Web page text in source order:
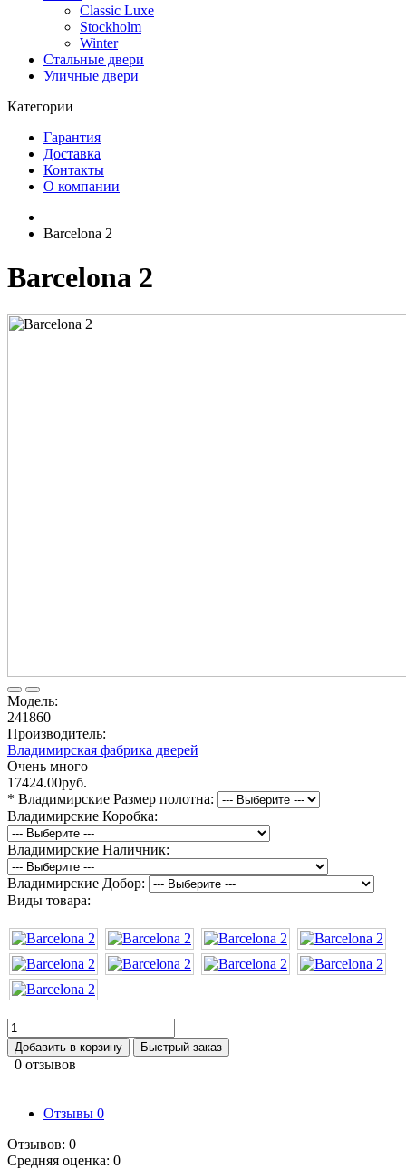
Classic Luxe
Stockholm
Winter
Стальные двери
Уличные двери
Категории
Гарантия
Доставка
Контакты
О компании
Barcelona 2
Barcelona 2
Модель:
241860
Производитель:
Владимирская фабрика дверей
Очень много
17424.00руб.
* Владимирские Размер полотна:
Владимирские Коробка:
Владимирские Наличник:
Владимирские Добор:
Виды товара:
Добавить в корзину Быстрый заказ
0 отзывов
Отзывы 0
Отзывов: 0
Средняя оценка: 0